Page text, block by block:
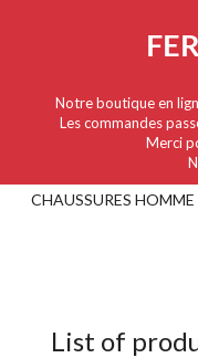
CHAUSSURES HOMME
Notre boutique en
Les commandes
Merci
List of